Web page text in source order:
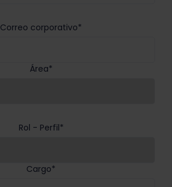
Correo corporativo*
Área*
Rol - Perfil*
Cargo*